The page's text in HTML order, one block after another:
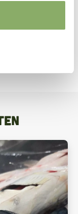
vlees van
een smaak die